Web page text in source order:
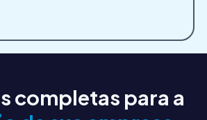
completas para a